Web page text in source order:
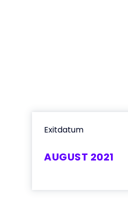
Exitdatum
AUGUST 2021